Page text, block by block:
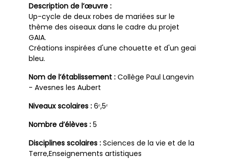
Description de l’œuvre :
Up-cycle de deux robes de mariées sur le
thème des oiseaux dans le cadre du projet
GAIA.
Créations inspirées d'une chouette et d'un geai
bleu.
Nom de l’établissement : Collège Paul Langevin
- Avesnes les Aubert
Niveaux scolaires : 6ᵉ,5ᵉ
Nombre d’élèves : 5
Disciplines scolaires : Sciences de la vie et de la
Terre,Enseignements artistiques